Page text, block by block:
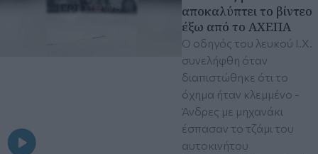
αποκαλύπτει το βίντεο
έξω από το ΑΧΕΠΑ
Ο οδηγός του λευκού Ι.Χ.
συνελήφθη όταν
διαπιστώθηκε ότι το
όχημα ήταν κλεμμένο -
Άνδρες με μηχανάκι
έσπασαν το τζάμι του
αυτοκινήτου